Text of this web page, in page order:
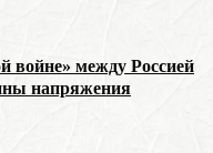
войне» между Россией
напряжения